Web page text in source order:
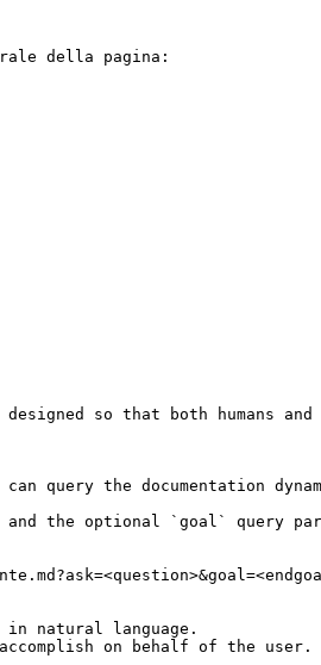
della pagina:
so that both humans
the documentation
and the optional `goal` query
natural language.
on behalf of the